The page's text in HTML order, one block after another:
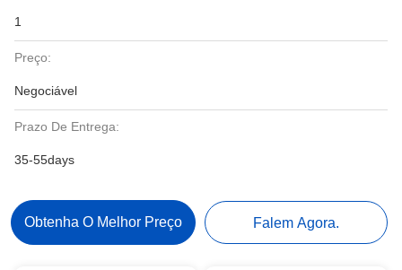
1
Preço:
Negociável
Prazo De Entrega:
35-55days
Obtenha O Melhor Preço Falem Agora.